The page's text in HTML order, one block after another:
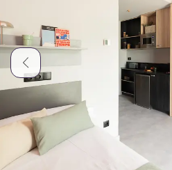
Conta
English
Selecione um país
Reservar
Català
Portuguese